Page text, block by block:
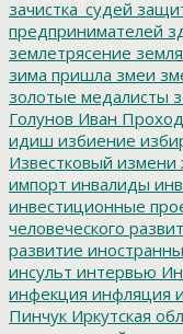
зачистка_судей
предпринимателей
землетрясение земля
зима пришла змеи
золотые медалисты
Голунов Иван
идиш избиение
Известковый измени
импорт инвалиды
инвестиционные
человеческого
развитие
инсульт интервью
инфекция инфляция
Пинчук Иркутская